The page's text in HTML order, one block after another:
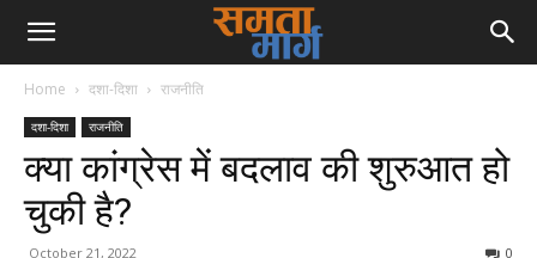
Home दशा-दिशा राजनीति
दशा-दिशा राजनीति
क्या कांग्रेस में बदलाव की शुरुआत हो
चुकी है?
October 21, 2022 0